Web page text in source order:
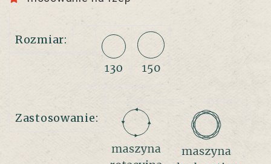
Rozmiar:
Zastosowanie: